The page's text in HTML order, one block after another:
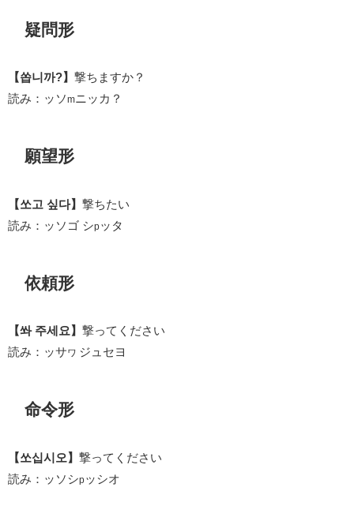
疑問形
【쏩니까?】 撃ちますか？
読み：ッソmニッカ？
願望形
【쏘고 싶다】 撃ちたい
読み：ッソゴ シpッタ
依頼形
【쏴 주세요】 撃ってください
読み：ッサワ ジュセヨ
命令形
【쏘십시오】 撃ってください
読み：ッソシpッシオ